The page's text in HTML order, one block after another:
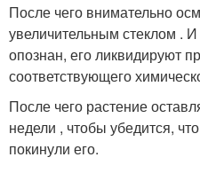
После чего внимательно
увеличительным стеклом . И
опознан, его ликвидируют
соответствующего
После чего растение
недели , чтобы убедится,
покинули его.